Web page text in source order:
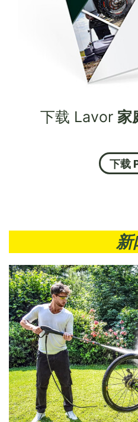
下载 Lavor 家
下载
新